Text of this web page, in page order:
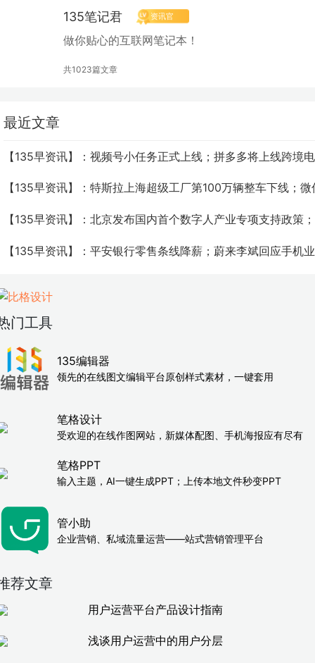
135笔记君 资讯官
做你贴心的互联网笔记本！
共1023篇文章
最近文章
【135早资讯】：视频号小任务正式上线；拼多多将上线跨境
【135早资讯】：特斯拉上海超级工厂第100万辆整车下线；​
【135早资讯】：北京发布国内首个数字人产业专项支持政策
【135早资讯】：平安银行零售条线降薪；蔚来李斌回应手机
门工具
135编辑器
领先的在线图文编辑平台原创样式素材，一键套用
笔格设计
受欢迎的在线作图网站，新媒体配图、手机海报应有尽有
笔格PPT
输入主题，AI一键生成PPT；上传本地文件秒变PPT
管小助
企业营销、私域流量运营——站式营销管理平台
荐文章
用户运营平台产品设计指南
浅谈用户运营中的用户分层